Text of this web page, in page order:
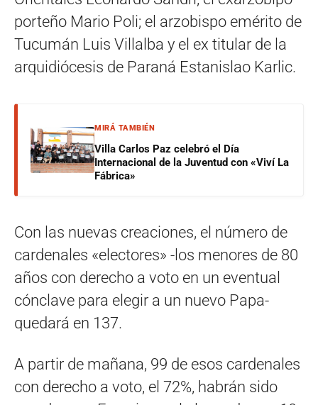
porteño Mario Poli; el arzobispo emérito de
Tucumán Luis Villalba y el ex titular de la
arquidiócesis de Paraná Estanislao Karlic.
MIRÁ TAMBIÉN
Villa Carlos Paz celebró el Día
Internacional de la Juventud con «Viví La
Fábrica»
Con las nuevas creaciones, el número de
cardenales «electores» -los menores de 80
años con derecho a voto en un eventual
cónclave para elegir a un nuevo Papa-
quedará en 137.
A partir de mañana, 99 de esos cardenales
con derecho a voto, el 72%, habrán sido